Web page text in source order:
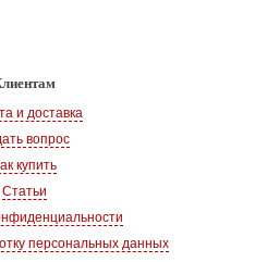
и доставка
вопрос
купить
Статьи
персональных данных